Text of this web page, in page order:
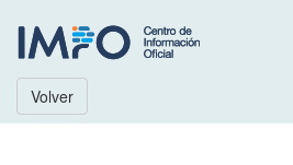
Volver